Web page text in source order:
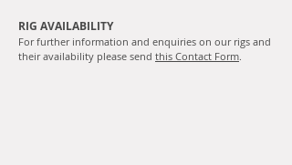
RIG AVAILABILITY
For further information and enquiries on our rigs and
their availability please send this Contact Form